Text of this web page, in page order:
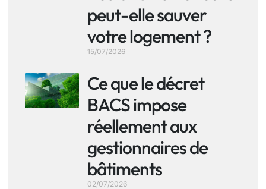
peut-elle sauver
votre logement ?
15/07/2026
Ce que le décret
BACS impose
réellement aux
gestionnaires de
bâtiments
02/07/2026